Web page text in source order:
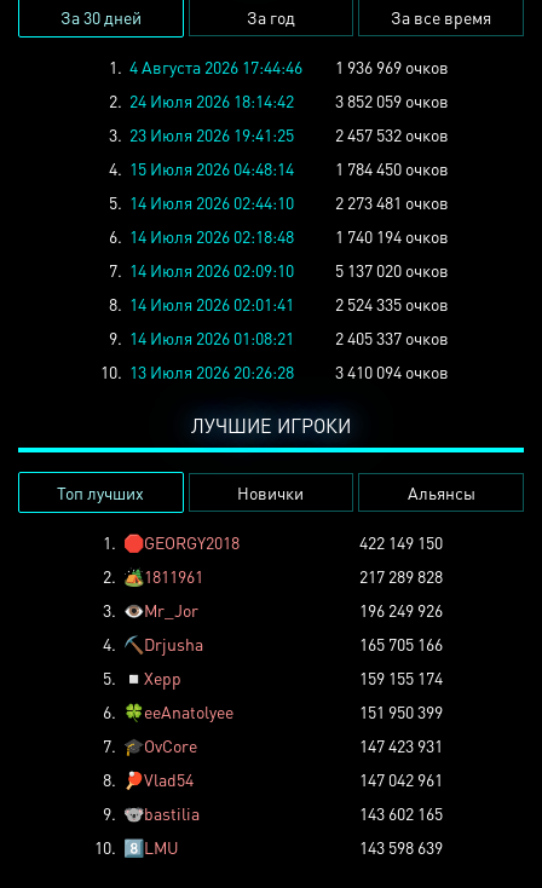
За 30 дней За год За все время
1. 4 Августа 2026 17:44:46
1 936 969 очков
2. 24 Июля 2026 18:14:42
3 852 059 очков
3. 23 Июля 2026 19:41:25
2 457 532 очков
4. 15 Июля 2026 04:48:14
1 784 450 очков
5. 14 Июля 2026 02:44:10
2 273 481 очков
6. 14 Июля 2026 02:18:48
1 740 194 очков
7. 14 Июля 2026 02:09:10
5 137 020 очков
8. 14 Июля 2026 02:01:41
2 524 335 очков
9. 14 Июля 2026 01:08:21
2 405 337 очков
10. 13 Июля 2026 20:26:28 3 410 094 очков
ЛУЧШИЕ ИГРОКИ
Топ лучших Новички Альянсы
1. 🛑GEORGY2018
422 149 150
2. 🏕️1811961
217 289 828
3. 👁️Mr_Jor
196 249 926
4. ⛏️ Drjusha
165 705 166
5.
◽ Xepp
159 155 174
6. 🍀eeAnatolyee
151 950 399
7. 🎓OvCore
147 423 931
8.
🏓Vlad54
147 042 961
9. 🐨bastilia
143 602 165
10. 8️⃣LMU 143 598 639